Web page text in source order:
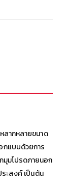
ลากหลายขนาด
กแบบด้วยการ
มุมโปรดภายนอก
ระสงค์ เป็นต้น